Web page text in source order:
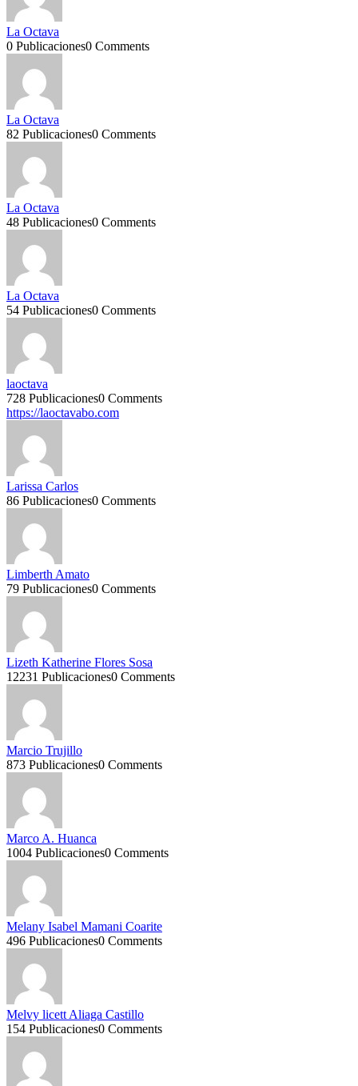
La Octava
0 Publicaciones0 Comments
La Octava
82 Publicaciones0 Comments
La Octava
48 Publicaciones0 Comments
La Octava
54 Publicaciones0 Comments
laoctava
728 Publicaciones0 Comments
https://laoctavabo.com
Larissa Carlos
86 Publicaciones0 Comments
Limberth Amato
79 Publicaciones0 Comments
Lizeth Katherine Flores Sosa
12231 Publicaciones0 Comments
Marcio Trujillo
873 Publicaciones0 Comments
Marco A. Huanca
1004 Publicaciones0 Comments
Melany Isabel Mamani Coarite
496 Publicaciones0 Comments
Melvy licett Aliaga Castillo
154 Publicaciones0 Comments